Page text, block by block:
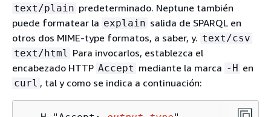
text/plain predeterminado. Neptune también
puede formatear la explain salida de SPARQL en
otros dos MIME-type formatos, a saber, y. text/csv
text/html
Para invocarlos, establezca el
encabezado HTTP Accept mediante la marca -H en
curl , tal y como se indica a continuación: